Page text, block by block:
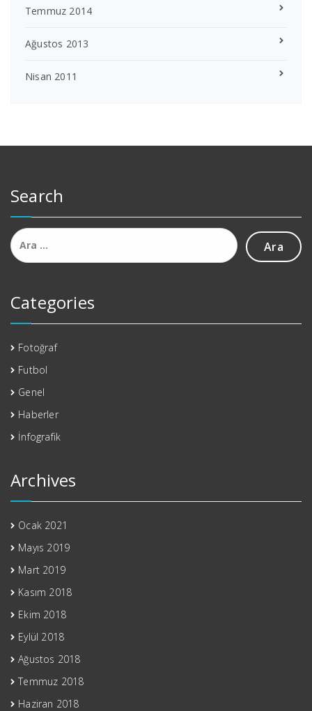
Temmuz 2014
Ağustos 2013
Nisan 2011
Search
Arama:
Categories
Fotoğraf
Futbol
Genel
Haberler
İnfografik
Archives
Ocak 2021
Mayıs 2019
Mart 2019
Kasım 2018
Ekim 2018
Eylül 2018
Ağustos 2018
Temmuz 2018
Haziran 2018